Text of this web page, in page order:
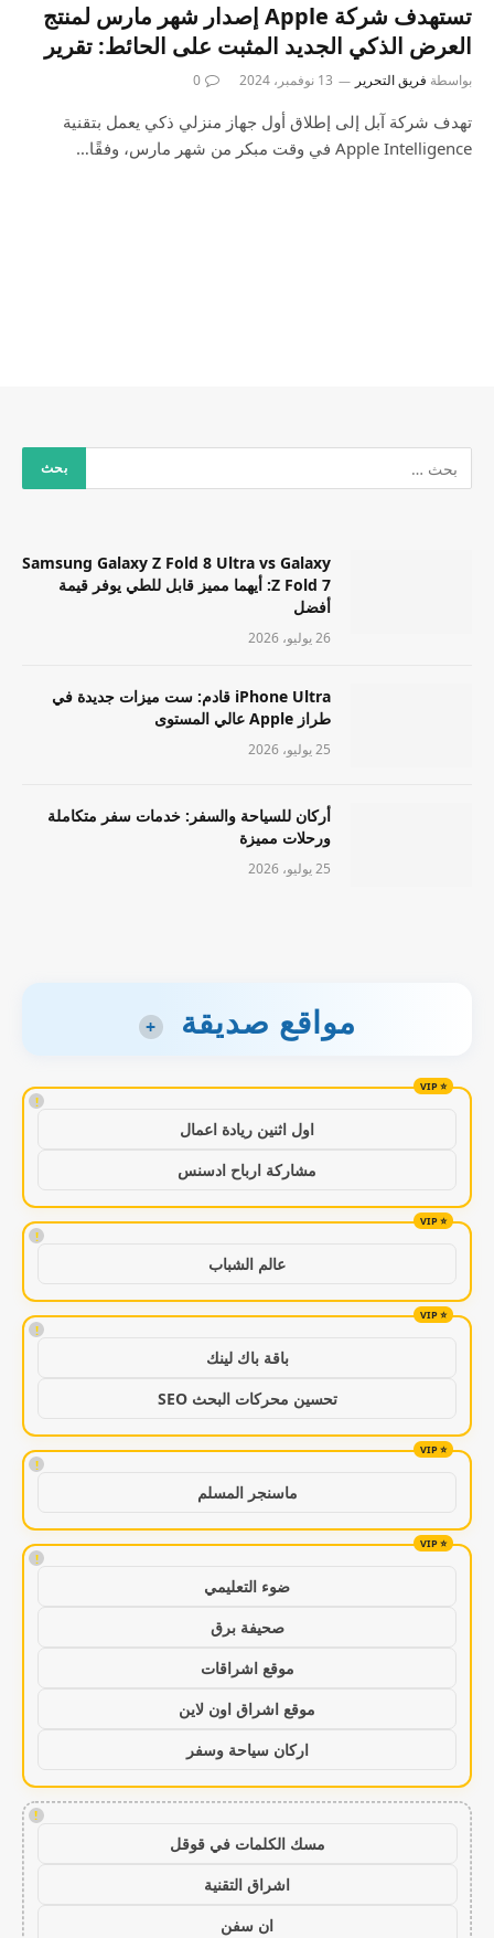
تستهدف شركة Apple إصدار شهر مارس لمنتج
العرض الذكي الجديد المثبت على الحائط: تقرير
بواسطة فريق التحرير 13 نوفمبر، 2024 0
تهدف شركة آبل إلى إطلاق أول جهاز منزلي ذكي يعمل بتقنية
Apple Intelligence في وقت مبكر من شهر مارس، وفقًا…
Samsung Galaxy Z Fold 8 Ultra vs Galaxy
Z Fold 7: أيهما مميز قابل للطي يوفر قيمة
أفضل
26 يوليو، 2026
iPhone Ultra قادم: ست ميزات جديدة في
طراز Apple عالي المستوى
25 يوليو، 2026
أركان للسياحة والسفر: خدمات سفر متكاملة
ورحلات مميزة
25 يوليو، 2026
مواقع صديقة +
!
اول اثنين ريادة اعمال
مشاركة ارباح ادسنس
!
عالم الشباب
!
باقة باك لينك
تحسين محركات البحث SEO
!
ماسنجر المسلم
!
ضوء التعليمي
صحيفة برق
موقع اشراقات
موقع اشراق اون لاين
اركان سياحة وسفر
!
مسك الكلمات في قوقل
اشراق التقنية
ان سفن